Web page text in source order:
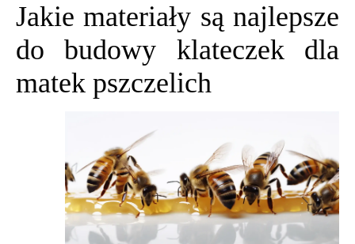
Jakie materiały są najlepsze
do budowy klateczek dla
matek pszczelich